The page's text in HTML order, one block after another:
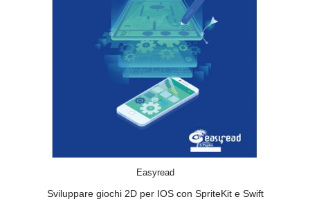
Easyread
Sviluppare giochi 2D per IOS con SpriteKit e Swift